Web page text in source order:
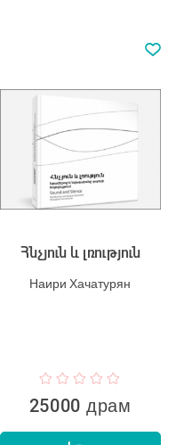
Հնչյուն և լռություն
Наири Хачатурян
25000 драм